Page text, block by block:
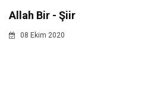
Allah Bir - Şiir
08 Ekim 2020